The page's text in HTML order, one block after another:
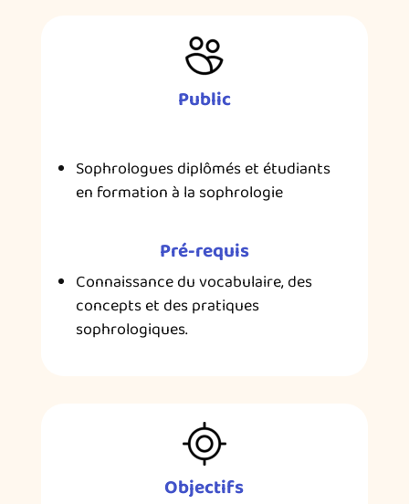
Public
Sophrologues diplômés et étudiants
en formation à la sophrologie
Pré-requis
Connaissance du vocabulaire, des
concepts et des pratiques
sophrologiques.
Objectifs